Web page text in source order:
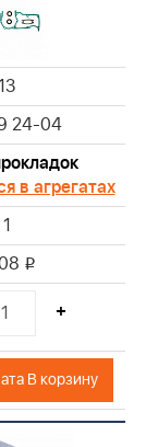
24-04
в агрегатах
1
i
+
В корзину